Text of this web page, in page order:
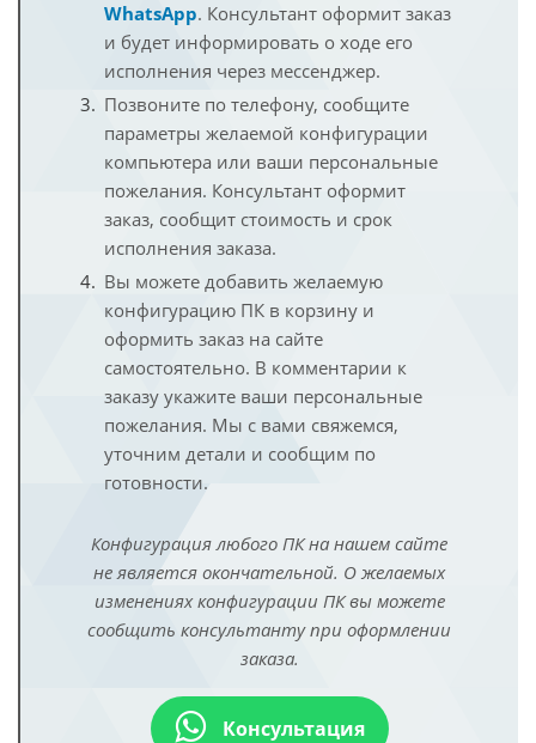
WhatsApp. Консультант оформит заказ
и будет информировать о ходе его
исполнения через мессенджер.
Позвоните по телефону, сообщите
параметры желаемой конфигурации
компьютера или ваши персональные
пожелания. Консультант оформит
заказ, сообщит стоимость и срок
исполнения заказа.
Вы можете добавить желаемую
конфигурацию ПК в корзину и
оформить заказ на сайте
самостоятельно. В комментарии к
заказу укажите ваши персональные
пожелания. Мы с вами свяжемся,
уточним детали и сообщим по
готовности.
Конфигурация любого ПК на нашем сайте
не является окончательной. О желаемых
изменениях конфигурации ПК вы можете
сообщить консультанту при оформлении
заказа.
Консультация